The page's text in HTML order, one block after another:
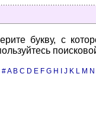
букву, с
#A B C D E F G H J K L M N